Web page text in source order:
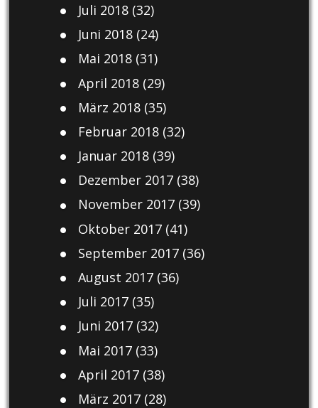
Juli 2018(32)
Juni 2018(24)
Mai 2018(31)
April 2018(29)
März 2018(35)
Februar 2018(32)
Januar 2018(39)
Dezember 2017(38)
November 2017(39)
Oktober 2017(41)
September 2017(36)
August 2017(36)
Juli 2017(35)
Juni 2017(32)
Mai 2017(33)
April 2017(38)
März 2017(28)